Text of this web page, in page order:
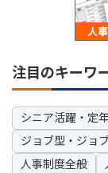
注目のキーワ
シニア活躍・定
ジョブ型・ジョ
人事制度全般